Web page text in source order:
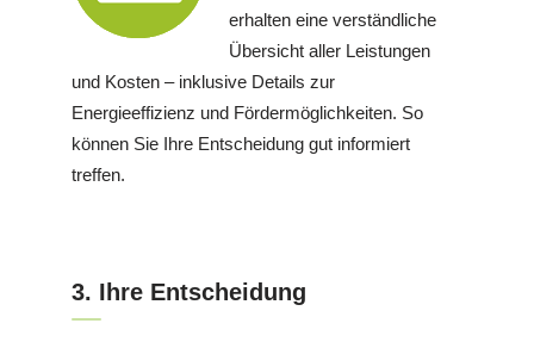
erhalten eine verständliche
Übersicht aller Leistungen
und Kosten – inklusive Details zur
Energieeffizienz und Fördermöglichkeiten. So
können Sie Ihre Entscheidung gut informiert
treffen.
3. Ihre Entscheidung